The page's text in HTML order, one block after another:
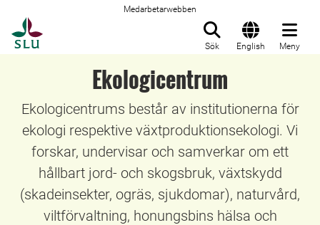
Medarbetarwebben
Sök English Meny
Ekologicentrum
Ekologicentrums består av institutionerna för
ekologi respektive växtproduktionsekologi. Vi
forskar, undervisar och samverkar om ett
hållbart jord- och skogsbruk, växtskydd
(skadeinsekter, ogräs, sjukdomar), naturvård,
viltförvaltning, honungsbins hälsa och